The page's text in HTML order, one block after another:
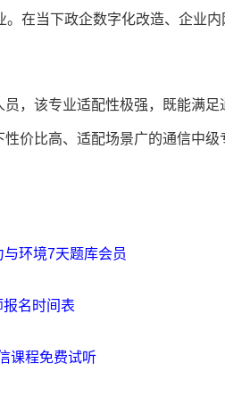
在当下政企数字化改造、企业
，该专业适配性极强，既能满
价比高、适配场景广的通信中级
与环境7天题库会员
名时间表
课程免费试听